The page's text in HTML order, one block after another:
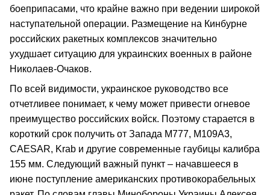
боеприпасами, что крайне важно при ведении широкой
наступательной операции. Размещение на Кинбурне
российских ракетных комплексов значительно
ухудшает ситуацию для украинских военных в районе
Николаев-Очаков.
По всей видимости, украинское руководство все
отчетливее понимает, к чему может привести огневое
преимущество российских войск. Поэтому старается в
короткий срок получить от Запада М777, M109A3,
CAESAR, Krab и другие современные гаубицы калибра
155 мм. Следующий важный пункт – начавшееся в
июне поступление американских противокорабельных